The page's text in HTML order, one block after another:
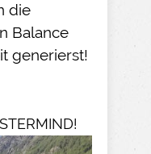
die
Balance
generierst!